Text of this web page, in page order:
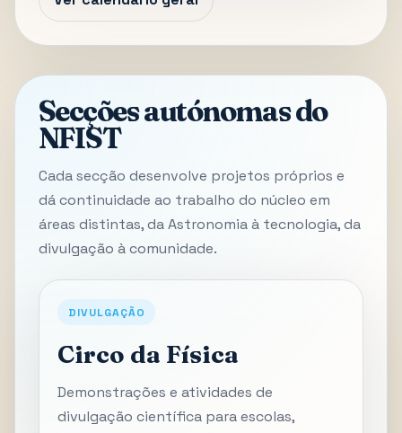
Secções autónomas do
NFIST
Cada secção desenvolve projetos próprios e
dá continuidade ao trabalho do núcleo em
áreas distintas, da Astronomia à tecnologia, da
divulgação à comunidade.
DIVULGAÇÃO
Circo da Física
Demonstrações e atividades de
divulgação científica para escolas,